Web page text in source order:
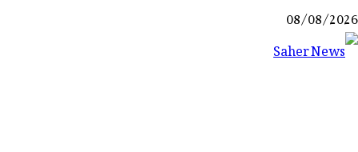
Skip
to
08/08/2026